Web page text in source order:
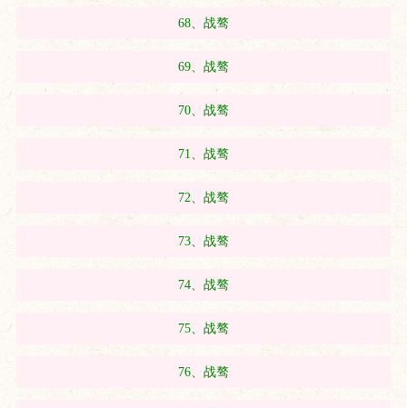
68、战骜
69、战骜
70、战骜
71、战骜
72、战骜
73、战骜
74、战骜
75、战骜
76、战骜